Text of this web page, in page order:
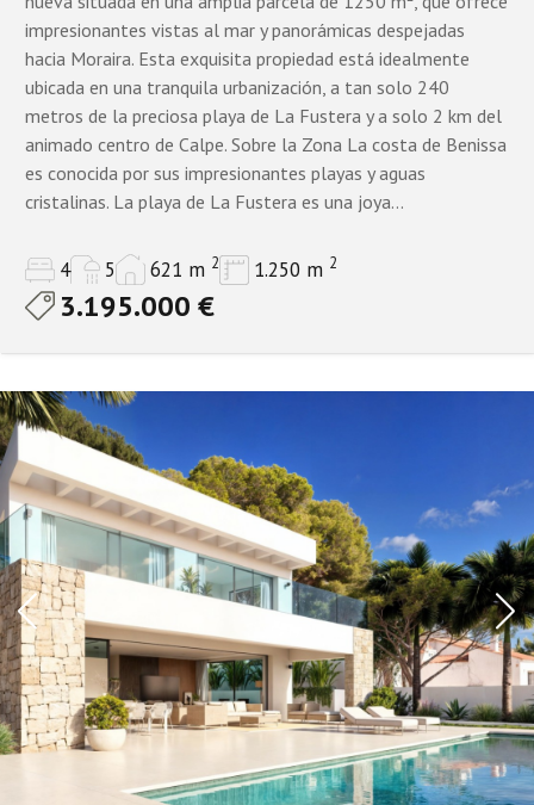
1 baño
2 baños
4+
5+
6 a 9 baños
10+
Estado de la propiedad
Todas las propiedades
Solo reventas
Solo nueva construcción
Mostrar
impresionantes vistas al mar y panorámicas despejadas
hacia Moraira. Esta exquisita propiedad está idealmente
ubicada en una tranquila urbanización, a tan solo 240
metros de la preciosa playa de La Fustera y a solo 2 km del
animado centro de Calpe. Sobre la Zona La costa de Benissa
es conocida por sus impresionantes playas y aguas
cristalinas. La playa de La Fustera es una joya...
4 5 621 m 2 1.250 m 2
3.195.000 €